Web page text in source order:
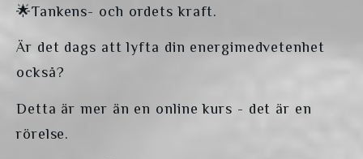
🌟Tankens- och ordets kraft.
Är det dags att lyfta din energimedvetenhet
också?
Detta är mer än en online kurs - det är en
rörelse.